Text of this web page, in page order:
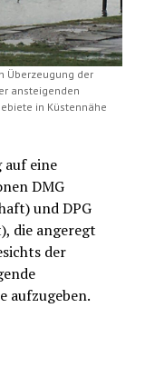
Überzeugung der
ansteigenden
in Küstennähe
eine
DMG
und DPG
die angeregt
der
aufzugeben.